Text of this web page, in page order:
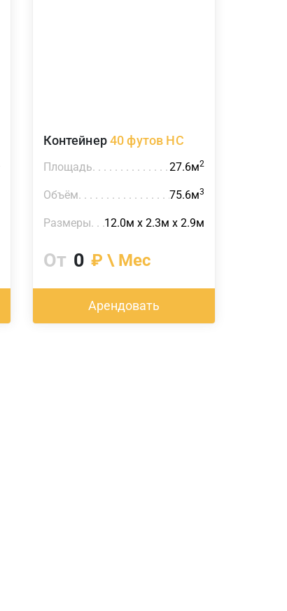
Контейнер40 футов HC
Площадь 27.6м2
Объём 75.6м3
Размеры 12.0м х 2.3м х 2.9м
От 0 ₽ \ Мес
Арендовать